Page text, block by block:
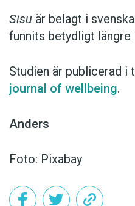
Sisu är belagt i
funnits betydligt längre
Studien är publicerad i
journal of wellbeing.
Anders
Foto: Pixabay